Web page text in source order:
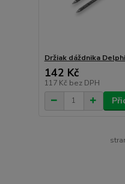
Držiak dáždnika
142 Kč
117 Kč bez DPH